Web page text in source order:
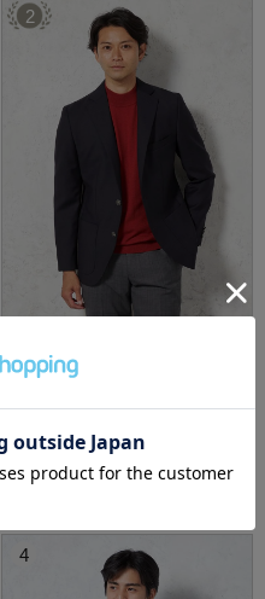
2
【ウール100％】シングル紺ブレザー2つボタ
地】ネイビー無地リッケンバッカー通年
24%off
WEB価格： 29,900円 (税込)
4